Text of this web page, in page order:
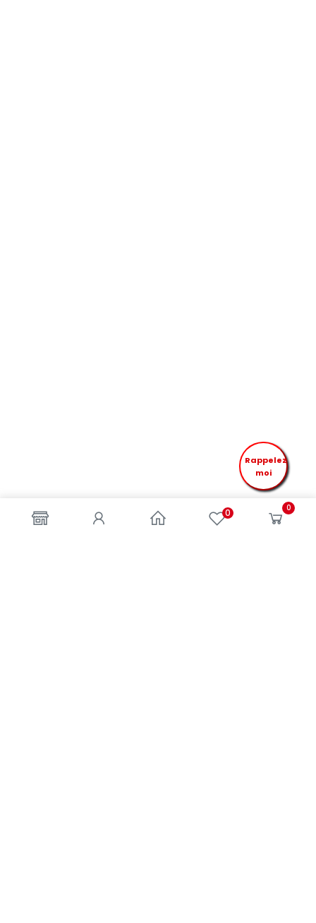
0 0
Rappelez
moi